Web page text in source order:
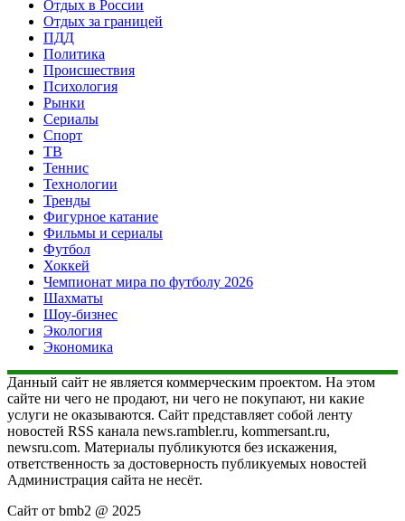
Отдых в России
Отдых за границей
ПДД
Политика
Происшествия
Психология
Рынки
Сериалы
Спорт
ТВ
Теннис
Технологии
Тренды
Фигурное катание
Фильмы и сериалы
Футбол
Хоккей
Чемпионат мира по футболу 2026
Шахматы
Шоу-бизнес
Экология
Экономика
Данный сайт не является коммерческим проектом. На этом
сайте ни чего не продают, ни чего не покупают, ни какие
услуги не оказываются. Сайт представляет собой ленту
новостей RSS канала news.rambler.ru, kommersant.ru,
newsru.com. Материалы публикуются без искажения,
ответственность за достоверность публикуемых новостей
Администрация сайта не несёт.
Сайт от bmb2 @ 2025